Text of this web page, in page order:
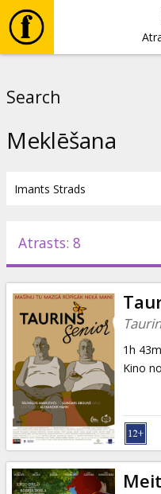
Pasākumi
Ziņas
Dāvanu
kartes
Uzkodas
B2B
Search
Meklēšana
Atrasts: 8
1h
Kino no